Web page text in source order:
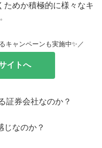
ためか積極的に様々なキ
キャンペーンも実施中✨／
イトへ
証券会社なのか？
じなのか？